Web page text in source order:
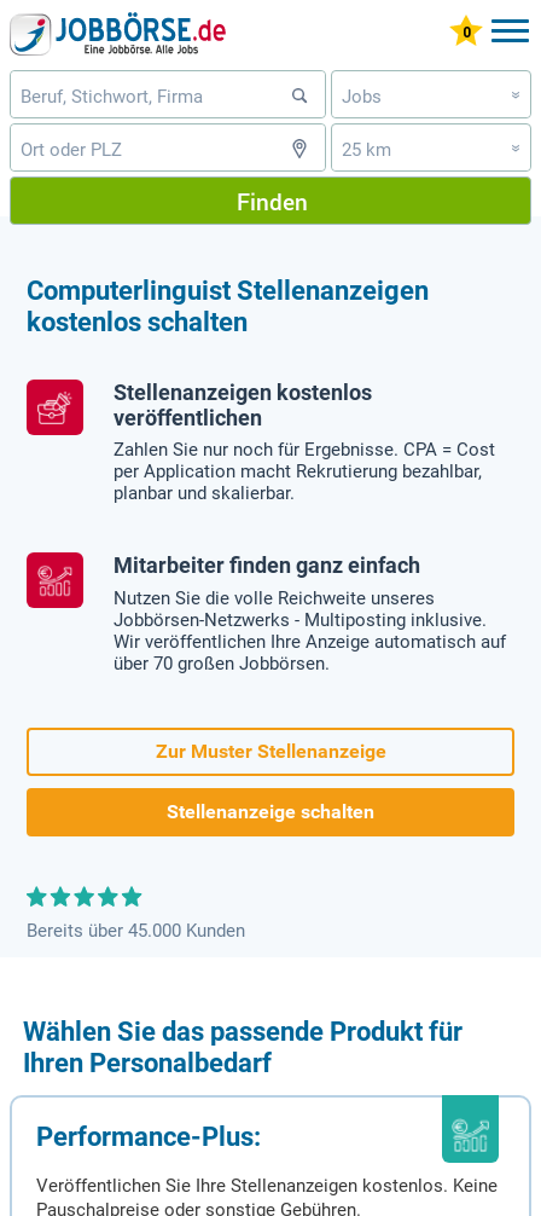
Jobs »
25 km »
Finden
Computerlinguist Stellenanzeigen
kostenlos schalten
Stellenanzeigen kostenlos
veröffentlichen
Zahlen Sie nur noch für Ergebnisse. CPA = Cost
per Application macht Rekrutierung bezahlbar,
planbar und skalierbar.
Mitarbeiter finden ganz einfach
Nutzen Sie die volle Reichweite unseres
Jobbörsen-Netzwerks - Multiposting inklusive.
Wir veröffentlichen Ihre Anzeige automatisch auf
über 70 großen Jobbörsen.
Zur Muster Stellenanzeige
Stellenanzeige schalten
Bereits über 45.000 Kunden
Wählen Sie das passende Produkt für
Ihren Personalbedarf
Performance-Plus:
Veröffentlichen Sie Ihre Stellenanzeigen kostenlos. Keine
Pauschalpreise oder sonstige Gebühren.